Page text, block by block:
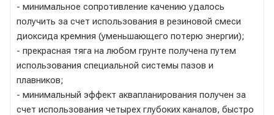
- минимальное сопротивление качению удалось
получить за счет использования в резиновой смеси
диоксида кремния (уменьшающего потерю энергии);
- прекрасная тяга на любом грунте получена путем
использования специальной системы пазов и
плавников;
- минимальный эффект аквапланирования получен за
счет использования четырех глубоких каналов, быстро